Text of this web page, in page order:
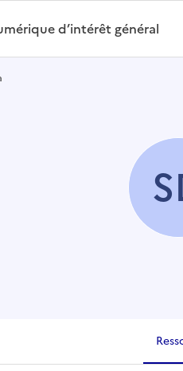
d’intérêt général- Retour à
d’intérêt général